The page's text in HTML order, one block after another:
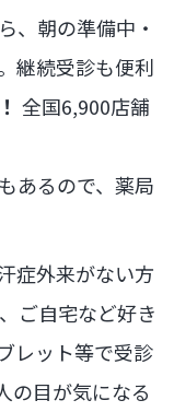
、朝の準備中・
継続受診も便利
全国6,900店舗
もあるので、薬局
症外来がない方
ご自宅など好き
レット等で受診
の目が気になる